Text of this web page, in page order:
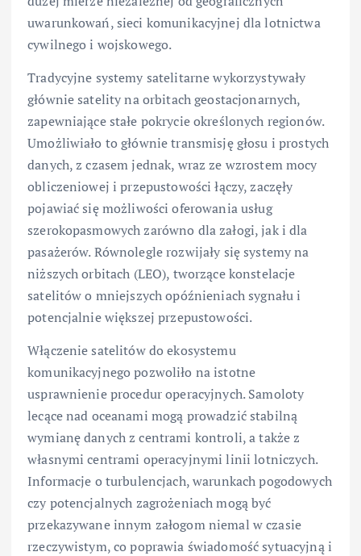
uwarunkowań, sieci komunikacyjnej dla lotnictwa
cywilnego i wojskowego.
Tradycyjne systemy satelitarne wykorzystywały
głównie satelity na orbitach geostacjonarnych,
zapewniające stałe pokrycie określonych regionów.
Umożliwiało to głównie transmisję głosu i prostych
danych, z czasem jednak, wraz ze wzrostem mocy
obliczeniowej i przepustowości łączy, zaczęły
pojawiać się możliwości oferowania usług
szerokopasmowych zarówno dla załogi, jak i dla
pasażerów. Równolegle rozwijały się systemy na
niższych orbitach (LEO), tworzące konstelacje
satelitów o mniejszych opóźnieniach sygnału i
potencjalnie większej przepustowości.
Włączenie satelitów do ekosystemu
komunikacyjnego pozwoliło na istotne
usprawnienie procedur operacyjnych. Samoloty
lecące nad oceanami mogą prowadzić stabilną
wymianę danych z centrami kontroli, a także z
własnymi centrami operacyjnymi linii lotniczych.
Informacje o turbulencjach, warunkach pogodowych
czy potencjalnych zagrożeniach mogą być
przekazywane innym załogom niemal w czasie
rzeczywistym, co poprawia świadomość sytuacyjną i